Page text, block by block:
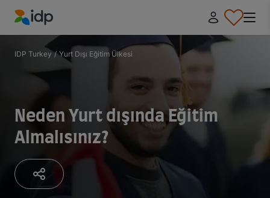
IDP Education
IDP Turkey / Yurt Dışı Eğitim Ülkesi
Neden Yurt dışında Eğitim
Almalısınız?